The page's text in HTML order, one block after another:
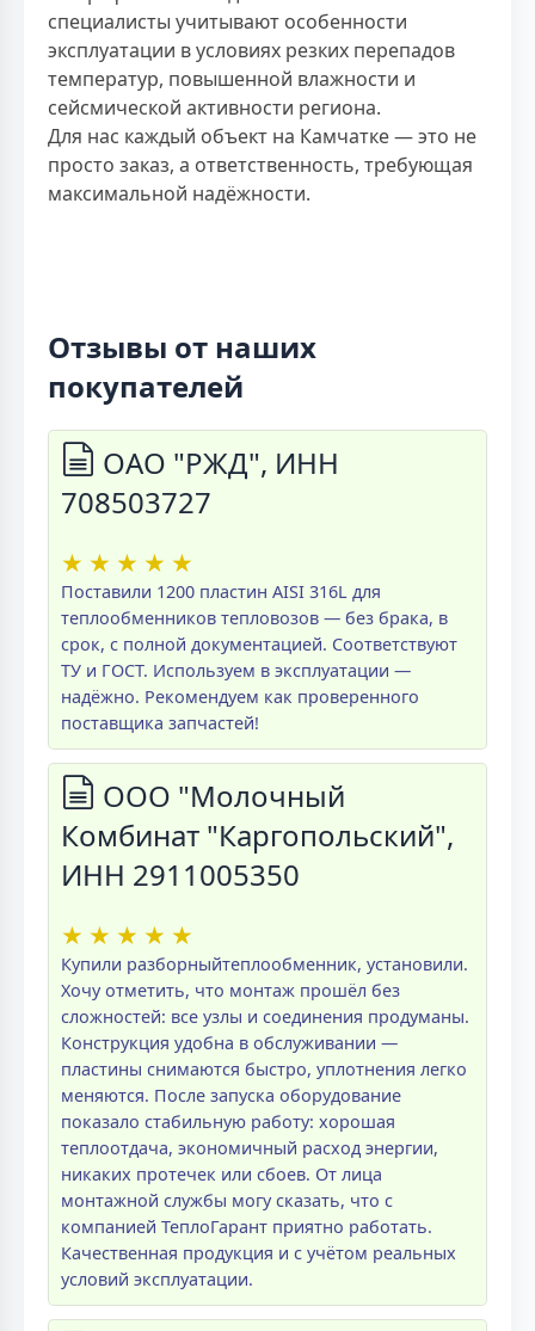
специалисты учитывают особенности
эксплуатации в условиях резких перепадов
температур, повышенной влажности и
сейсмической активности региона.
Для нас каждый объект на Камчатке — это не
просто заказ, а ответственность, требующая
максимальной надёжности.
Отзывы от наших
покупателей
ОАО "РЖД", ИНН
708503727
★ ★ ★ ★ ★
Поставили 1200 пластин AISI 316L для
теплообменников тепловозов — без брака, в
срок, с полной документацией. Соответствуют
ТУ и ГОСТ. Используем в эксплуатации —
надёжно. Рекомендуем как проверенного
поставщика запчастей!
ООО "Молочный
Комбинат "Каргопольский",
ИНН 2911005350
★ ★ ★ ★ ★
Купили разборныйтеплообменник, установили.
Хочу отметить, что монтаж прошёл без
сложностей: все узлы и соединения продуманы.
Конструкция удобна в обслуживании —
пластины снимаются быстро, уплотнения легко
меняются. После запуска оборудование
показало стабильную работу: хорошая
теплоотдача, экономичный расход энергии,
никаких протечек или сбоев. От лица
монтажной службы могу сказать, что с
компанией ТеплоГарант приятно работать.
Качественная продукция и с учётом реальных
условий эксплуатации.